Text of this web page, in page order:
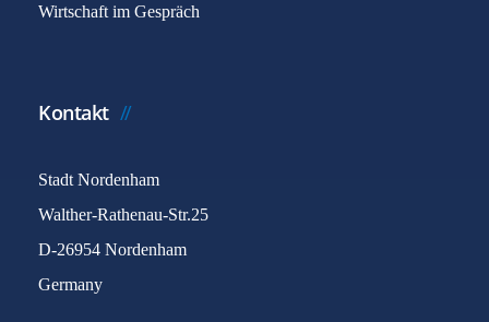
Wirtschaft im Gespräch
Kontakt
Stadt Nordenham
Walther-Rathenau-Str.25
D-26954 Nordenham
Germany